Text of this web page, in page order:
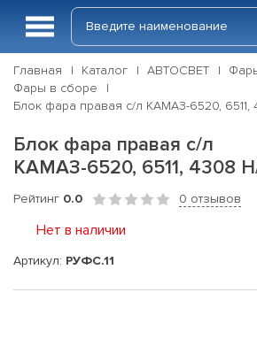
Главная Каталог АВТОСВЕТ
Фары в сборе
Блок фара правая с/л КАМАЗ-6520,
Блок фара правая с/л
КАМАЗ-6520, 6511, 4308
Рейтинг 0.0 0 отзывов
Нет в наличии
Артикул: РУФС.11